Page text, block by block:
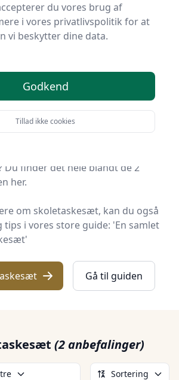
skoletaskesæt -
at finde skoletaskesæt. Vi har
så du hurtigt kan vælge det
Eller har du allerede en bestemt
Du finder det hele blandt de 2
her.
om skoletaskesæt, kan du også
i vores store guide: 'En samlet
Gå til guiden
(2 anbefalinger)
Sortering
du vores brug af
i vores privatlivspolitik for at
vi beskytter dine data.
Godkend
Tillad ikke cookies